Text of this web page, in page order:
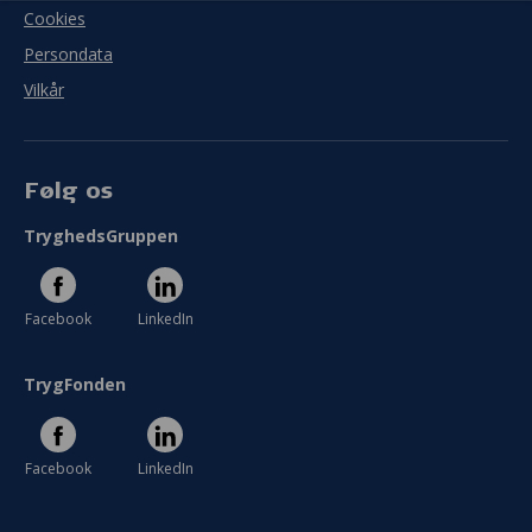
Cookies
Persondata
Vilkår
Følg os
TryghedsGruppen
Facebook LinkedIn
TrygFonden
Facebook LinkedIn